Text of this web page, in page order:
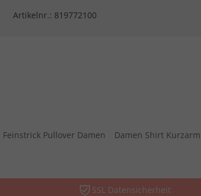
Artikelnr.: 819772100
Feinstrick Pullover Damen
Damen Shirt Kurzarm
SSL Datensicherheit